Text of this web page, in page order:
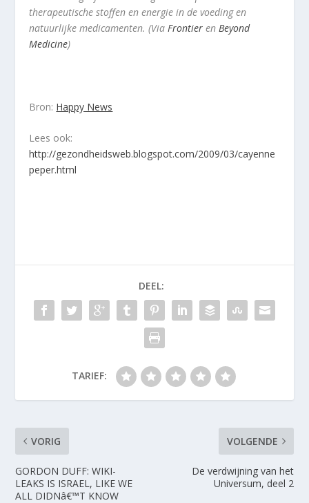
therapeutische stoffen en energie in de voeding en
natuurlijke medicamenten. (ViaFrontier enBeyond
Medicine)
Bron: Happy News
Lees ook:
http://gezondheidsweb.blogspot.com/2009/03/cayenne
peper.html
DEEL:
TARIEF:
VORIG
GORDON DUFF: WIKI-
LEAKS IS ISRAEL, LIKE WE
ALL DIDNâ€™T KNOW
VOLGENDE
De verdwijning van het
Universum, deel 2